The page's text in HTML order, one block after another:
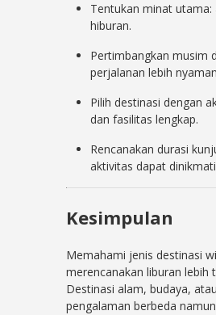
Tentukan minat
hiburan.
Pertimbangkan musim
perjalanan lebih
Pilih destinasi dengan
dan fasilitas lengkap.
Rencanakan durasi
aktivitas dapat
Kesimpulan
Memahami jenis destinasi
merencanakan liburan lebih
Destinasi alam, budaya,
pengalaman berbeda